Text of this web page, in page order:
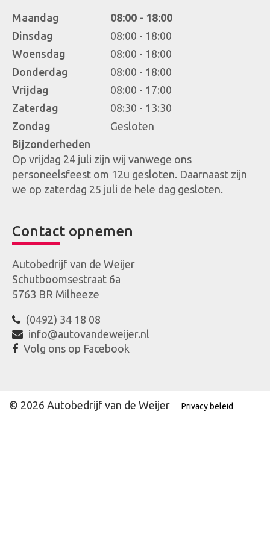
Maandag
08:00 - 18:00
Dinsdag
08:00 - 18:00
Woensdag
08:00 - 18:00
Donderdag
08:00 - 18:00
Vrijdag
08:00 - 17:00
Zaterdag
08:30 - 13:30
Zondag
Gesloten
Bijzonderheden
Op vrijdag 24 juli zijn wij vanwege ons
personeelsfeest om 12u gesloten. Daarnaast zijn
we op zaterdag 25 juli de hele dag gesloten.
Contact opnemen
Autobedrijf van de Weijer
Schutboomsestraat 6a
5763 BR Milheeze
(0492) 34 18 08
info@autovandeweijer.nl
Volg ons op Facebook
© 2026 Autobedrijf van de Weijer Privacy beleid